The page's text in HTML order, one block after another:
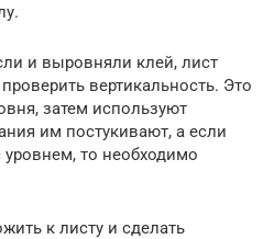
и выровняли клей, лист
вертикальность. Это
затем используют
им постукивают, а если
то необходимо
к листу и сделать